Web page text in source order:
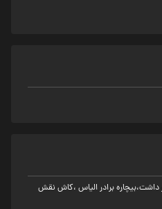
برادر الیاس ،کاش نقش